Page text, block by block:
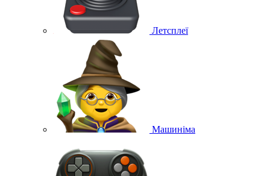
Летсплеї
Машиніма